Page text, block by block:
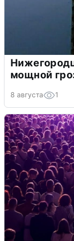
мощной
8 августа 1